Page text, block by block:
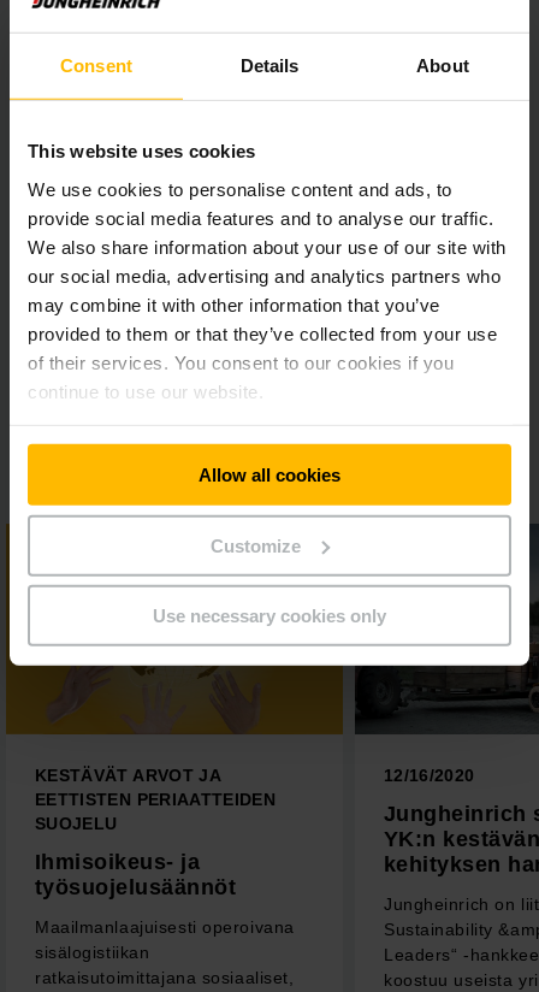
Consent Details About
This website uses cookies
We use cookies to personalise content and ads, to
provide social media features and to analyse our traffic.
We also share information about your use of our site with
our social media, advertising and analytics partners who
may combine it with other information that you’ve
provided to them or that they’ve collected from your use
of their services. You consent to our cookies if you
continue to use our website.
Allow all cookies
Customize
Use necessary cookies only
Maailman johtaviin yritysvastuun arvioijiin kuuluva
EcoVadis on arvioinut maailmanlaajuisesti yli 100 000
vastuullisuusstandardeihin, ottaa huomioon yli 200
21 indikaattoria neljällä eri osa-alueella: ympäristönsuojelu,
työ- ja ihmisoikeudet, etiikka ja vastuulliset
hankintaprosessit.
Lisätietoja EcoVadis-vastuullisuusarvioinnista saat alla
olevaa painiketta klikkaamalla (avaa uuden välilehden):
KESTÄVÄT ARVOT JA
EETTISTEN PERIAATTEIDEN
SUOJELU
Ihmisoikeus- ja
työsuojelusäännöt
Maailmanlaajuisesti operoivana
sisälogistiikan
ratkaisutoimittajana sosiaaliset,
12/16/2020
Jungheinrich
YK:n
kehityksen
Jungheinrich on
Sustainability
Leaders“ -
koostuu useista